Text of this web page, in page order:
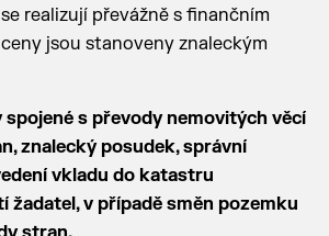
realizují převážně s finančním
jsou stanoveny znaleckým
spojené s převody nemovitých věcí
znalecký posudek, správní
vkladu do katastru
žadatel, v případě směn pozemku